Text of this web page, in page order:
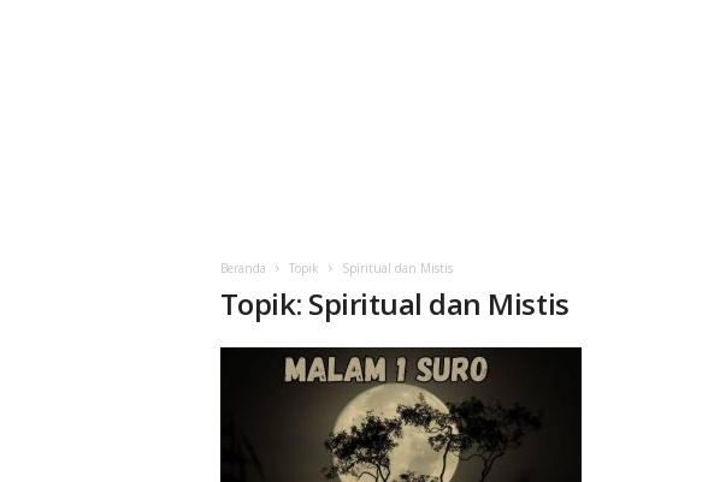
Beranda Topik Spiritual dan Mistis
Topik: Spiritual dan Mistis